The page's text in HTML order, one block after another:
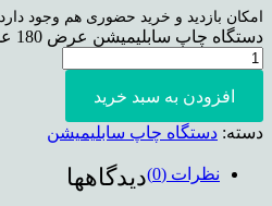
امکان بازدید و خرید حضوری هم وجود دارد
دستگاه چاپ سابلیمیشن عرض 180 عدد
افزودن به سبد خرید
دسته: دستگاه چاپ سابلیمیشن
نظرات (0) دیدگاهها